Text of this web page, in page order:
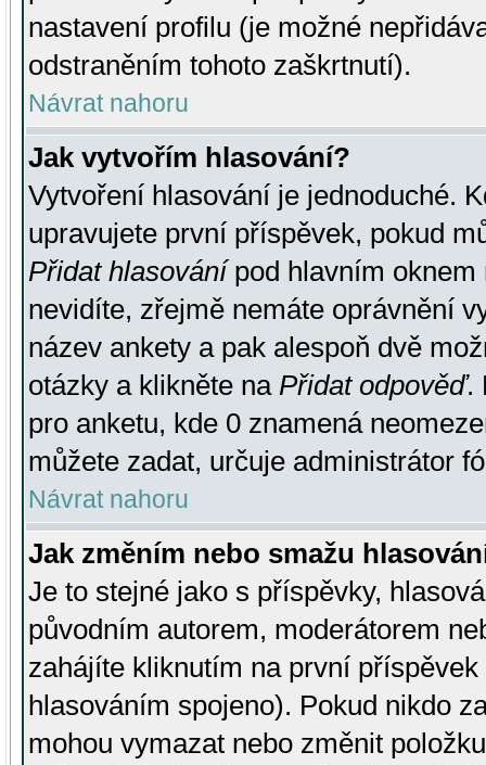
nastavení profilu (je možné
odstraněním tohoto zaškrtnutí).
Návrat nahoru
Jak vytvořím hlasování?
Vytvoření hlasování je jednoduché.
upravujete první příspěvek, pokud
Přidat hlasovánípod hlavním oknem
nevidíte, zřejmě nemáte oprávnění
název ankety a pak alespoň dvě
otázky a klikněte na Přidat odpověď.
pro anketu, kde 0 znamená
můžete zadat, určuje administrátor
Návrat nahoru
Jak změním nebo smažu
Je to stejné jako s příspěvky,
původním autorem, moderátorem
zahájíte kliknutím na první
hlasováním spojeno). Pokud nikdo
mohou vymazat nebo změnit